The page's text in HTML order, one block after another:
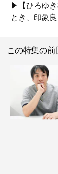
▶【ひろゆき
とき、印象
この特集の前